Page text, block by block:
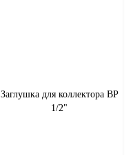
Заглушка для коллектора ВР
1/2"